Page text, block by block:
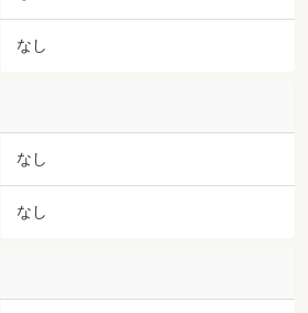
なし
なし
なし